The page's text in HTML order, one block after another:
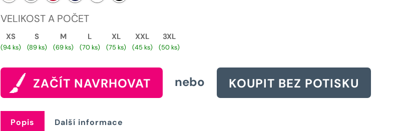
VELIKOST A POČET
XS
(94 ks)
S
(89 ks)
M
(69 ks)
L
(70 ks)
XL
(75 ks)
XXL
(45 ks)
3XL
(50 ks)
ZAČÍT NAVRHOVAT nebo KOUPIT BEZ POTISKU
Popis Další informace